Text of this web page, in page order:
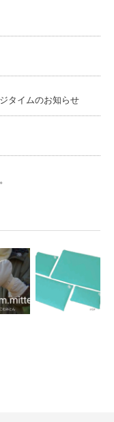
タイムのお知らせ